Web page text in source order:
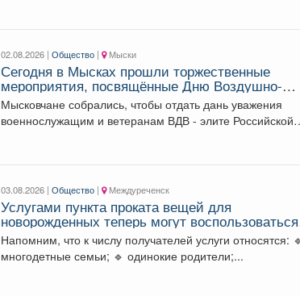
02.08.2026 |Общество | Мыски
Сегодня в Мысках прошли торжественные
мероприятия, посвящённые Дню Воздушно-
десантных войск.
Мысковчане собрались, чтобы отдать дань уважения
военнослужащим и ветеранам ВДВ - элите Российской
03.08.2026 |Общество | Междуреченск
Услугами пункта проката вещей для
новорожденных теперь могут воспользоваться
молодые родители в возрасте до 35 лет
включительно.
Напомним, что к числу получателей услуги относятся: 🔹
многодетные семьи; 🔹 одинокие родители;...